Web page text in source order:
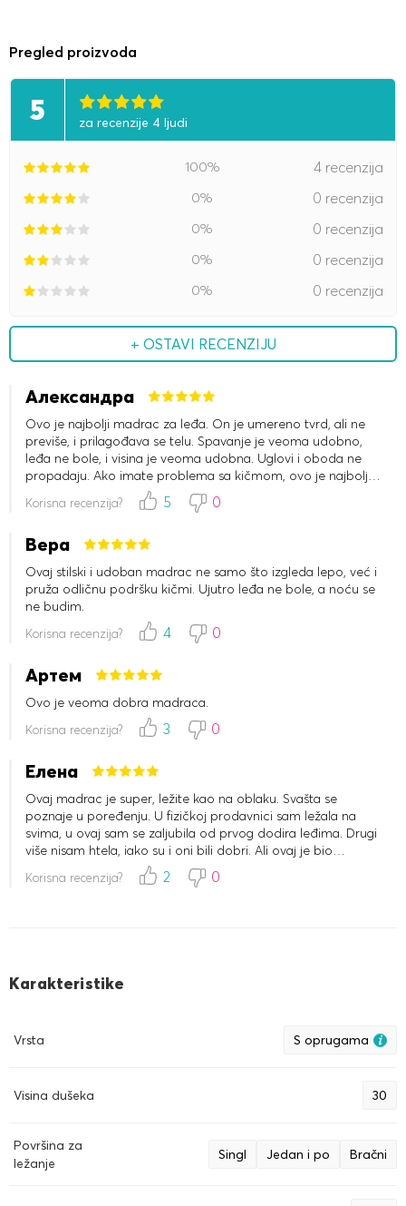
Pregled proizvoda
5 za recenzije 4 ljudi
100% 4 recenzija
0% 0 recenzija
0% 0 recenzija
0% 0 recenzija
0% 0 recenzija
+ OSTAVI RECENZIJU
Александра
Ovo je najbolji madrac za leđa. On je umereno tvrd, ali ne
previše, i prilagođava se telu. Spavanje je veoma udobno,
leđa ne bole, i visina je veoma udobna. Uglovi i oboda ne
propadaju. Ako imate problema sa kičmom, ovo je najbolje
rešenje. Ortopedski modeli čak nisu ni blizu.
Korisna recenzija? 5 0
Вера
Ovaj stilski i udoban madrac ne samo što izgleda lepo, već i
pruža odličnu podršku kičmi. Ujutro leđa ne bole, a noću se
ne budim.
Korisna recenzija? 4 0
Артем
Ovo je veoma dobra madraca.
Korisna recenzija? 3 0
Елена
Ovaj madrac je super, ležite kao na oblaku. Svašta se
poznaje u poređenju. U fizičkoj prodavnici sam ležala na
svima, u ovaj sam se zaljubila od prvog dodira leđima. Drugi
više nisam htela, iako su i oni bili dobri. Ali ovaj je bio
nenadmašan. Cena je visoka, ali vredi toga.
Korisna recenzija? 2 0
Karakteristike
Vrsta S oprugama
Visina dušeka 30
Površina za
ležanje
Singl Jedan i po Bračni